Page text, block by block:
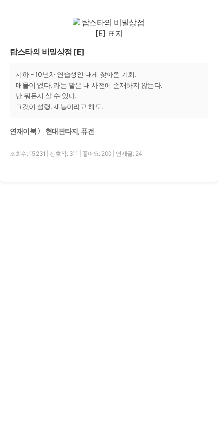
탑스타의 비밀상점 [E]
시하 - 10년차 연습생인 내게 찾아온 기회.
매물이 없다, 라는 말은 내 사전에 존재하지 않는다.
난 뭐든지 살 수 있다.
그것이 설령, 재능이라고 해도.
연재이북 〉 현대판타지, 퓨전
조회수: 15,231 선호작: 311 좋아요: 200 연재글: 24